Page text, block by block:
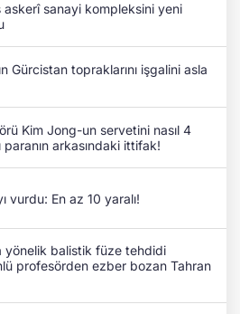
askerî sanayi kompleksini yeni
Gürcistan topraklarını işgalini asla
Kim Jong-un servetini nasıl 4
arkasındaki ittifak!
vurdu: En az 10 yaralı!
yönelik balistik füze tehdidi
profesörden ezber bozan Tahran